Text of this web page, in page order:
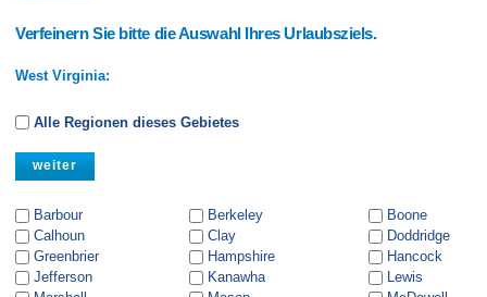
Last Minute Angebot + Pauschalangebot
Anderes Land
Verfeinern Sie bitte die Auswahl Ihres Urlaubsziels.
West Virginia:
Alle Regionen dieses Gebietes
Barbour Berkeley
Boone
Calhoun
Clay
Doddridge
Greenbrier
Hampshire
Hancock
Jefferson
Kanawha
Lewis